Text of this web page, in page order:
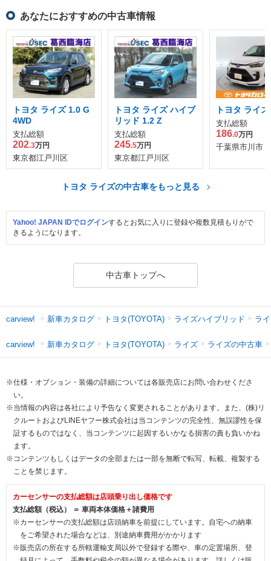
あなたにおすすめの中古車情報
トヨタ ライズ 1.0 G
4WD
支払総額
202.3万円
東京都江戸川区
トヨタ ライズ ハイブ
リッド 1.2 Z
支払総額
245.5万円
東京都江戸川区
トヨタ ライ
支払総額
186.0万円
千葉県市川市
トヨタ ライズの中古車をもっと見る
Yahoo! JAPAN IDでログインするとお気に入りに登録や複数見積もりがで
きるようになります。
中古車トップへ
carview! 新車カタログ トヨタ(TOYOTA) ライズハイブリッド ラ
carview! 新車カタログ トヨタ(TOYOTA) ライズ ライズの中古車
※仕様・オプション・装備の詳細については各販売店にお問い合わせくださ
い。
※当情報の内容は各社により予告なく変更されることがあります。また、(株)リ
クルートおよびLINEヤフー株式会社は当コンテンツの完全性、無誤謬性を保
証するものではなく、当コンテンツに起因するいかなる損害の責も負いかね
ます。
※コンテンツもしくはデータの全部または一部を無断で転写、転載、複製する
ことを禁じます。
カーセンサーの支払総額は店頭乗り出し価格です
支払総額（税込） ＝ 車両本体価格＋諸費用
※カーセンサーの支払総額は店頭納車を前提にしています。自宅への納車
をご希望された場合などは、別途納車費用がかかります
※販売店の所在する所轄運輸支局以外で登録する際や、車の定置場所、登